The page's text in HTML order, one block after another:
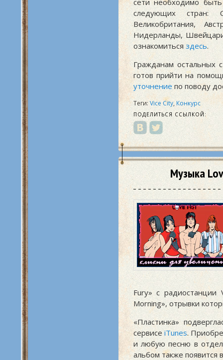
сети необходимо
следующих стран:
Великобритания,
Нидерланды,
ознакомиться здесь.
Гражданам остальных
готов прийти на
уточнение по поводу
Теги: Vice City,Конкурс
ПОДЕЛИТЬСЯ ССЫЛКОЙ:
Музыка
Fury» с
Morning», отрывки
«Пластинка»
сервисеiTunes.
и любую песню в
альбом также появится